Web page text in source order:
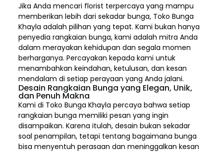
Jika Anda mencari florist terpercaya yang mampu
memberikan lebih dari sekadar bunga, Toko Bunga
Khayla adalah pilihan yang tepat. Kami bukan hanya
penyedia rangkaian bunga, kami adalah mitra Anda
dalam merayakan kehidupan dan segala momen
berharganya. Percayakan kepada kami untuk
menambahkan keindahan, ketulusan, dan kesan
mendalam di setiap perayaan yang Anda jalani.
Desain Rangkaian Bunga yang Elegan, Unik,
dan Penuh Makna
Kami di Toko Bunga Khayla percaya bahwa setiap
rangkaian bunga memiliki pesan yang ingin
disampaikan. Karena itulah, desain bukan sekadar
soal penampilan, tetapi tentang bagaimana bunga
bisa menyentuh perasaan dan meninggalkan kesan